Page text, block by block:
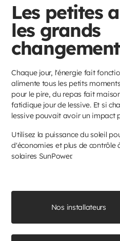
Les petites
les grands
Chaque jour, l'énergie fait
alimente tous les petits
pour le pire, du repas fait
fatidique jour de lessive. Et si
lessive pouvait avoir un impact
Utilisez la puissance du soleil
d'économies et plus de contrôle
solaires SunPower.
Nos installateurs